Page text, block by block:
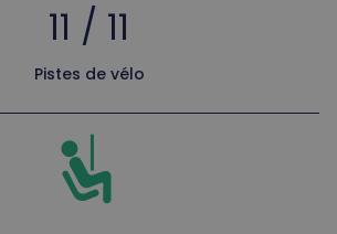
11 / 11
Pistes de vélo